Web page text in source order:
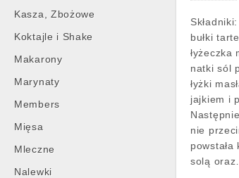
Kasza, Zbożowe
Koktajle i Shake
Makarony
Marynaty
Members
Mięsa
Mleczne
Nalewki
bułki
łyżeczka
natki sól
łyżki
jajkiem i
nie
solą